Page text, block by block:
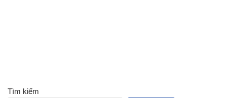
Tìm kiếm